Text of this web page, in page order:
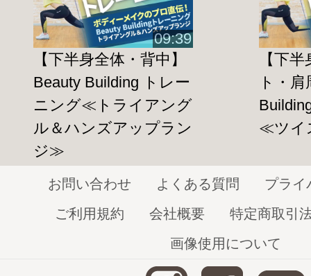
09:39
【下半身全体・背中】
Beauty Building トレー
ニング≪トライアング
ル＆ハンズアップラン
ジ≫
【下
ト・
≪ツイ
お問い合わせ よくある質問
プライ
ご利用規約
会社概要
特定商取引
画像使用について